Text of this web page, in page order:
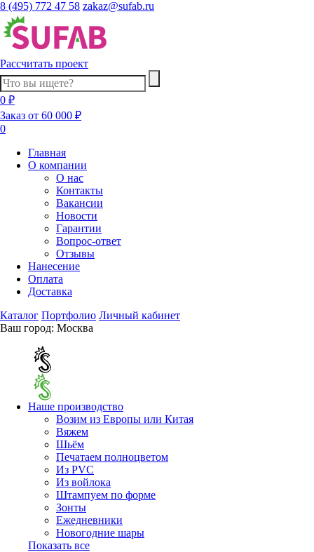
8 (495) 772 47 58 zakaz@sufab.ru
Рассчитать проект
0 ₽
Заказ от 60 000 ₽
0
Главная
О компании
О нас
Контакты
Вакансии
Новости
Гарантии
Вопрос-ответ
Отзывы
Нанесение
Оплата
Доставка
Каталог Портфолио Личный кабинет
Ваш город: Москва
Наше производство
Возим из Европы или Китая
Вяжем
Шьём
Печатаем полноцветом
Из PVC
Из войлока
Штампуем по форме
Зонты
Ежедневники
Новогодние шары
Показать все